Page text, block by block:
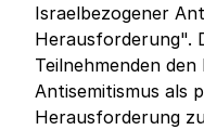
Israelbezogener
Herausforderung".
Teilnehmenden
Antisemitismus als
Herausforderung